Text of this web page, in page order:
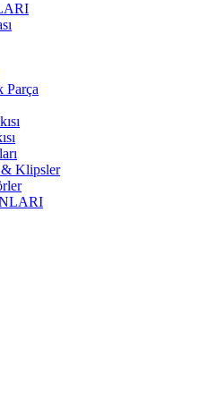
Parça
& Klipsler